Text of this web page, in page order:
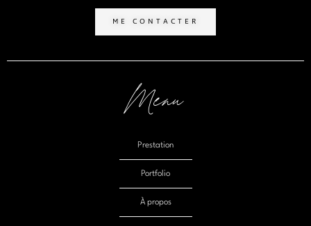
ME CONTACTER
Menu
Prestation
Portfolio
À propos